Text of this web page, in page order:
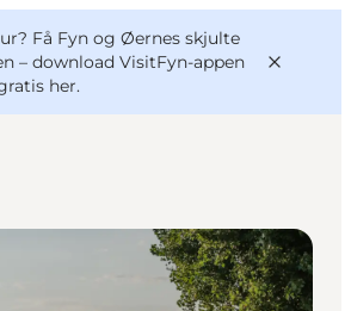
Få Fyn og Øernes skjulte
– download VisitFyn-appen
her.